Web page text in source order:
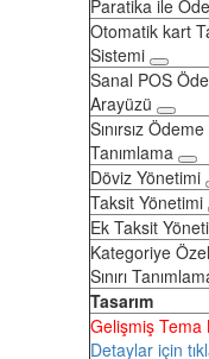
Paratika ile
Otomatik kart
Sistemi
Sanal POS
Arayüzü
Sınırsız
Tanımlama
Döviz Yönetimi
Taksit Yönetimi
Ek Taksit
Kategoriye
Sınırı
Tasarım
Gelişmiş Tema
Detaylar için